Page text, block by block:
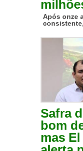
Após onze
Safra
bom
mas